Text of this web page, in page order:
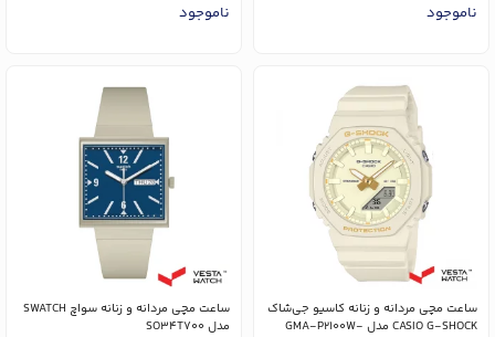
ناموجود ناموجود
ساعت مچی مردانه و زنانه کاسیو جی‌شاک
CASIO G-SHOCK مدل GMA-P2100W-
ساعت مچی مردانه و زنانه سواچ SWATCH
مدل SO34T700